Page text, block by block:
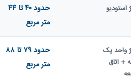
استودیو
حدود ۴۰ تا ۴۴
متر مربع
واحد یک‌
+ اتاق
حدود ۷۹ تا ۸۸
متر مربع